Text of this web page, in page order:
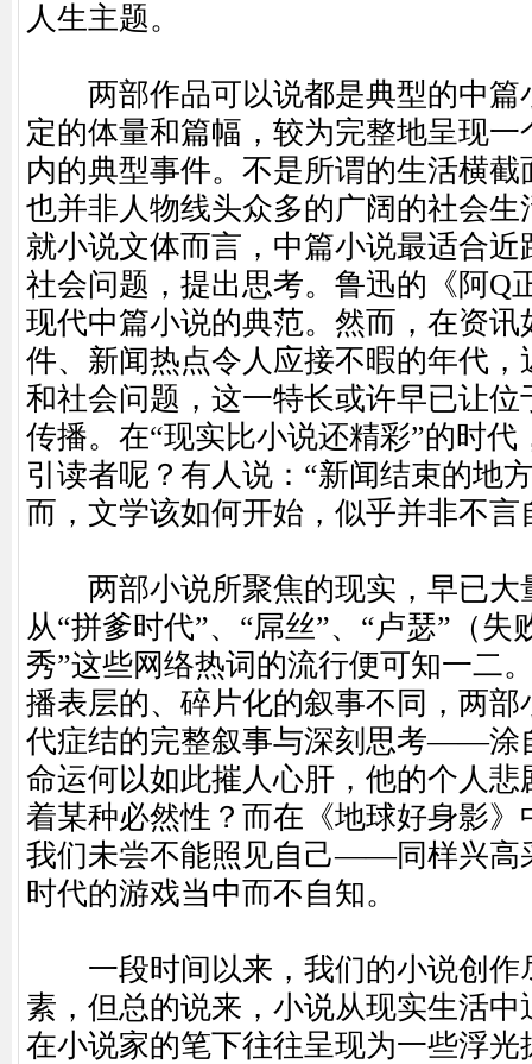
人生主题。
两部作品可以说都是典型的中篇
定的体量和篇幅，较为完整地呈现
内的典型事件。不是所谓的生活横
也并非人物线头众多的广阔的社会生
就小说文体而言，中篇小说最适合近
社会问题，提出思考。鲁迅的《阿Q
现代中篇小说的典范。然而，在资讯
件、新闻热点令人应接不暇的年代，
和社会问题，这一特长或许早已让位
传播。在“现实比小说还精彩”的时代
引读者呢？有人说：“新闻结束的地
而，文学该如何开始，似乎并非不言
两部小说所聚焦的现实，早已大
从“拼爹时代”、“屌丝”、“卢瑟”（失
秀”这些网络热词的流行便可知一二
播表层的、碎片化的叙事不同，两部
代症结的完整叙事与深刻思考——涂
命运何以如此摧人心肝，他的个人悲
着某种必然性？而在《地球好身影》
我们未尝不能照见自己——同样兴高
时代的游戏当中而不自知。
一段时间以来，我们的小说创作
素，但总的说来，小说从现实生活
在小说家的笔下往往呈现为一些浮光